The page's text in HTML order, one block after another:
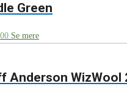
Green
Se mere
Anderson WizWool